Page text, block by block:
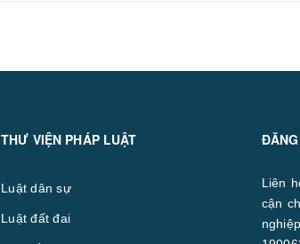
THƯ VIỆN PHÁP LUẬT
Luật dân sự
Luật đất đai
Liên
cận